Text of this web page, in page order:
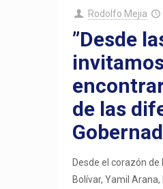
Rodolfo Mejia
”Desde
de las
Desde el corazón
Bolívar, Yamil